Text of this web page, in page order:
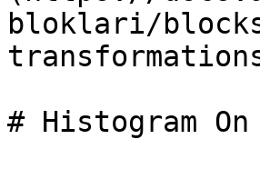
bloklari/
# Histogram On